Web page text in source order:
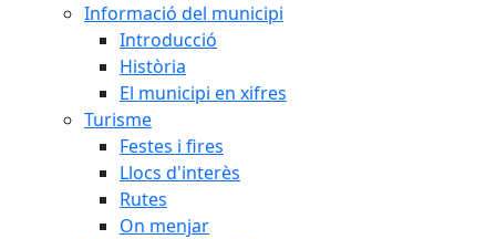
Informació del municipi
Introducció
Història
El municipi en xifres
Turisme
Festes i fires
Llocs d'interès
Rutes
On menjar